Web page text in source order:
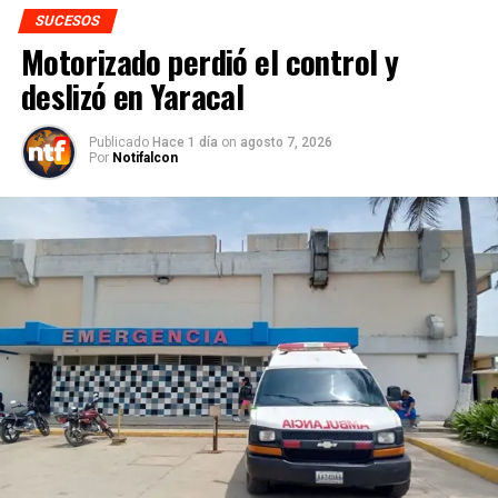
SUCESOS
Motorizado perdió el control y
deslizó en Yaracal
Publicado Hace 1 día on agosto 7, 2026
Por Notifalcon